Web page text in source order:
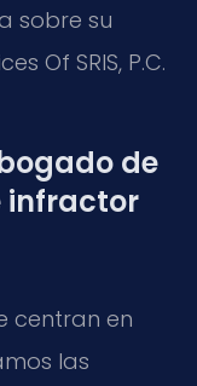
sobre su
Of SRIS, P.C.
de
infractor
centran en
las